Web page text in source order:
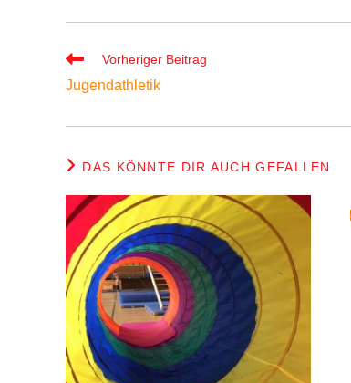
Weitere
ansehen
Vorheriger Beitrag
Jugendathletik
DAS KÖNNTE DIR AUCH GEFALLEN